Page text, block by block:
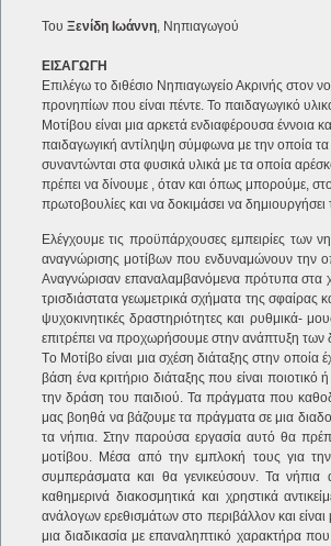
Του Ξενίδη Ιωάννη, Νηπιαγωγού
ΕΙΣΑΓΩΓΗ
Επιλέγω το διθέσιο Νηπιαγωγείο Ακρινής στον
προνηπίων που είναι πέντε. Το παιδαγωγικό
Μοτίβου είναι μια αρκετά ενδιαφέρουσα έννοια
παιδαγωγική αντίληψη σύμφωνα με την οποία
συναντώνται στα φυσικά υλικά με τα οποία
πρέπει να δίνουμε , όταν και όπως μπορούμε,
πρωτοβουλίες και να δοκιμάσει να
Ελέγχουμε τις προϋπάρχουσες εμπειρίες των
αναγνώρισης μοτίβων που ενδυναμώνουν την
Αναγνώρισαν επαναλαμβανόμενα πρότυπα στα
τρισδιάστατα γεωμετρικά σχήματα της σφαίρας
ψυχοκινητικές δραστηριότητες και ρυθμικά-
επιτρέπει να προχωρήσουμε στην ανάπτυξη των
Τo Μοτίβο είναι μια σχέση διάταξης στην οποία
βάση ένα κριτήριο διάταξης που είναι ποιοτικό
την δράση του παιδιού. Τα πράγματα που
μας βοηθά να βάζουμε τα πράγματα σε μια
τα νήπια. Στην παρούσα εργασία αυτό θα
μοτίβου. Μέσα από την εμπλοκή τους για
συμπεράσματα και θα γενικεύσουν. Τα νήπια
καθημερινά διακοσμητικά και χρηστικά
ανάλογων ερεθισμάτων στο περιβάλλον και
μια διαδικασία με επαναληπτικό χαρακτήρα